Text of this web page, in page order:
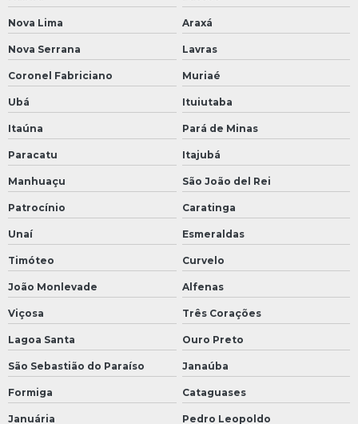
Nova Lima Araxá
Nova Serrana Lavras
Coronel Fabriciano Muriaé
Ubá Ituiutaba
Itaúna Pará de Minas
Paracatu Itajubá
Manhuaçu São João del Rei
Patrocínio Caratinga
Unaí Esmeraldas
Timóteo Curvelo
João Monlevade Alfenas
Viçosa Três Corações
Lagoa Santa Ouro Preto
São Sebastião do Paraíso Janaúba
Formiga Cataguases
Januária Pedro Leopoldo